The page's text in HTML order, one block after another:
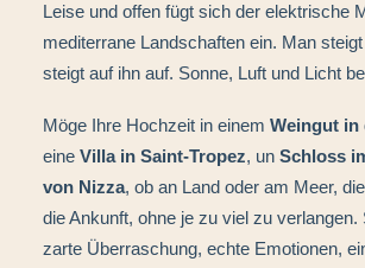
Leise und offen fügt sich der elektrische
mediterrane Landschaften ein. Man
steigt auf ihn auf. Sonne, Luft und Licht
Möge Ihre Hochzeit in einem Weingut in
eine Villa in Saint-Tropez, un Schloss
von Nizza, ob an Land oder am Meer,
die Ankunft, ohne je zu viel zu verlangen.
zarte Überraschung, echte Emotionen,